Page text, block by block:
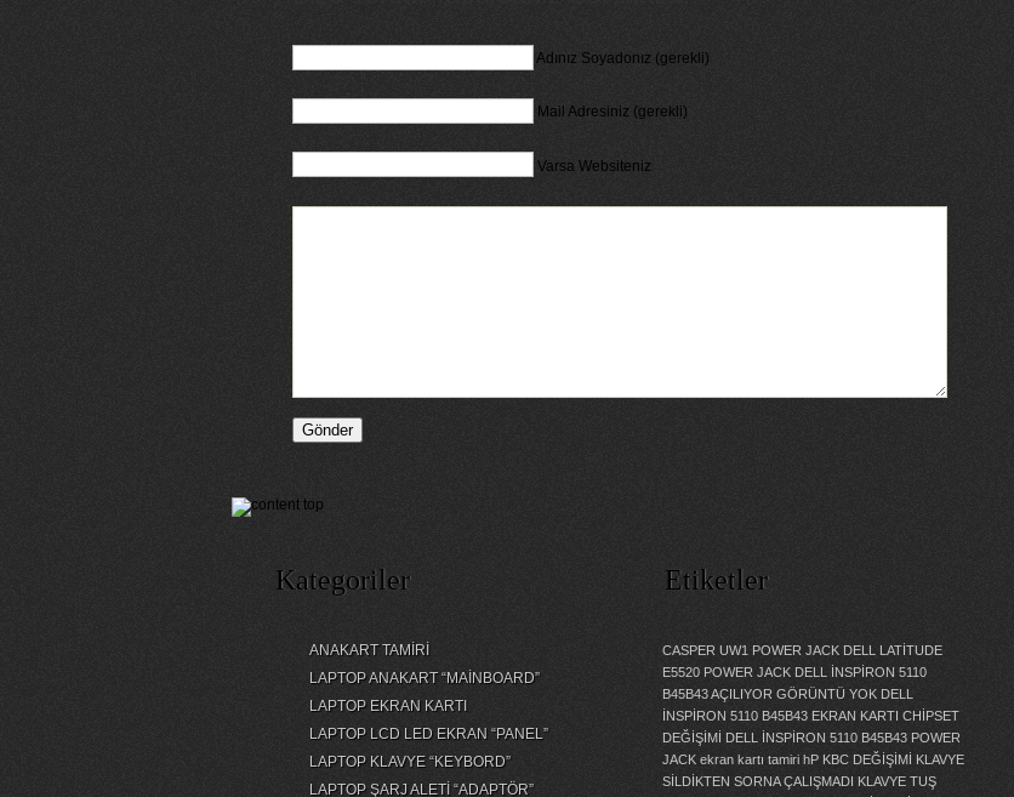
Adınız Soyadonız (gerekli)
Mail Adresiniz (gerekli)
Varsa Websiteniz
Kategoriler
ANAKART TAMİRİ
LAPTOP ANAKART “MAİNBOARD”
LAPTOP EKRAN KARTI
LAPTOP LCD LED EKRAN “PANEL”
LAPTOP KLAVYE “KEYBORD”
LAPTOP ŞARJ ALETİ “ADAPTÖR”
Etiketler
CASPER UW1 POWER JACK DELL LATİTUDE
E5520 POWER JACK DELL İNSPİRON 5110
B45B43 AÇILIYOR GÖRÜNTÜ YOK DELL
İNSPİRON 5110 B45B43 EKRAN KARTI CHİPSET
DEĞİŞİMİ
DELL İNSPİRON 5110 B45B43 POWER
JACK ekran kartı tamiri hP KBC DEĞİŞİMİ
KLAVYE
SİLDİKTEN SORNA ÇALIŞMADI
KLAVYE TUŞ